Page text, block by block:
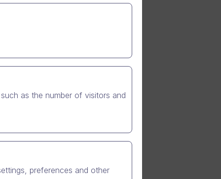
as the number of visitors and
preferences and other